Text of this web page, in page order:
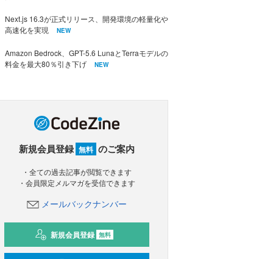
Next.js 16.3が正式リリース、開発環境の軽量化や
高速化を実現
NEW
Amazon Bedrock、GPT-5.6 LunaとTerraモデルの
料金を最大80％引き下げ
NEW
新規会員登録 無料 のご案内
・全ての過去記事が閲覧できます
・会員限定メルマガを受信できます
メールバックナンバー
新規会員登録 無料